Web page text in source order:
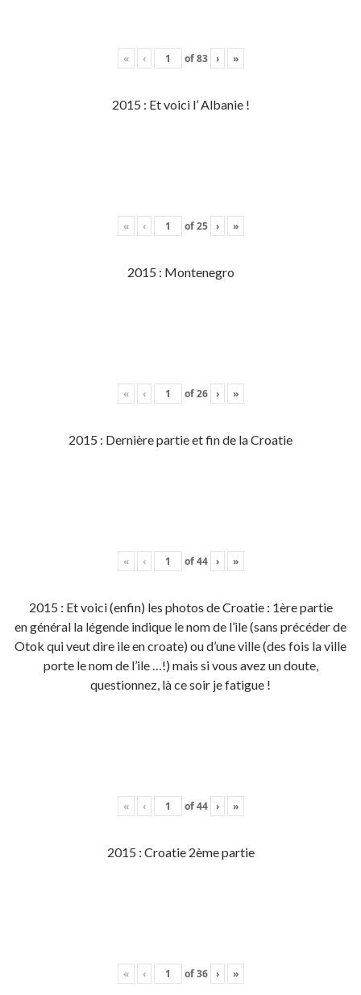
« ‹ of83 › »
2015 : Et voici l’ Albanie !
« ‹ of25 › »
2015 : Montenegro
« ‹ of26 › »
2015 : Dernière partie et fin de la Croatie
« ‹ of44 › »
2015 : Et voici (enfin) les photos de Croatie : 1ère partie
en général la légende indique le nom de l’ile (sans précéder de
Otok qui veut dire ile en croate) ou d’une ville (des fois la ville
porte le nom de l’ile …!) mais si vous avez un doute,
questionnez, là ce soir je fatigue !
« ‹ of44 › »
2015 : Croatie 2ème partie
« ‹ of36 › »